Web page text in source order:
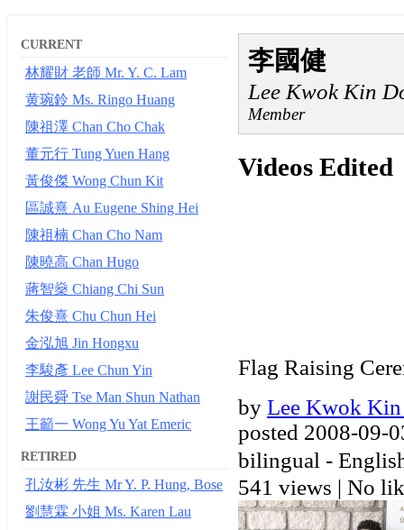
李國健
Lee Kwok Kin
Member
Videos Edited
Flag Raising
by Lee Kwok
posted 2008-09-
bilingual -
541 views | No
CURRENT
林耀財 老師 Mr. Y. C. Lam
黄琬鈴 Ms. Ringo Huang
陳祖澤 Chan Cho Chak
董元行 Tung Yuen Hang
黃俊傑 Wong Chun Kit
區誠熹 Au Eugene Shing Hei
陳祖楠 Chan Cho Nam
陳曉高 Chan Hugo
蔣智燊 Chiang Chi Sun
朱俊熹 Chu Chun Hei
金泓旭 Jin Hongxu
李駿彥 Lee Chun Yin
謝民舜 Tse Man Shun Nathan
王籲一 Wong Yu Yat Emeric
RETIRED
孔汝彬 先生 Mr Y. P. Hung, Bose
劉慧霖 小姐 Ms. Karen Lau